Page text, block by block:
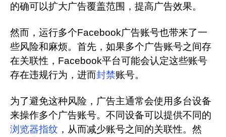
的确可以扩大广告覆盖范围，提高广告效果。
然而，运行多个Facebook广告账号也带来了一
些风险和麻烦。首先，如果多个广告账号之间存
在关联性，Facebook平台可能会认定这些账号
存在违规行为，进而封禁账号。
为了避免这种风险，广告主通常会使用多台设备
来操作多个广告账号。不同设备可以提供不同的
浏览器指纹 ，从而减少账号之间的关联性。然